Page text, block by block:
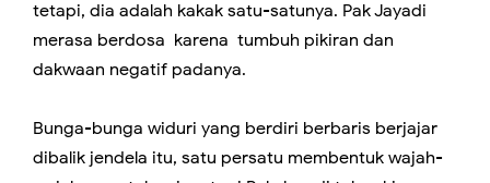
tetapi, dia adalah kakak satu-satunya. Pak Jayadi
merasa berdosa karena tumbuh pikiran dan
dakwaan negatif padanya.
Bunga-bunga widuri yang berdiri berbaris berjajar
dibalik jendela itu, satu persatu membentuk wajah-